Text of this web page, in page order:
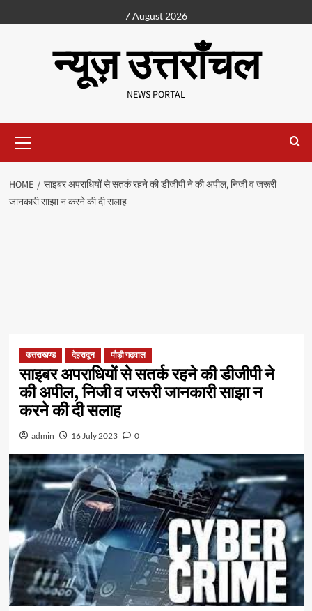
7 August 2026
न्यूज़ उत्तराँचल
NEWS PORTAL
HOME
साइबर अपराधियों से सतर्क रहने की डीजीपी ने की अपील, निजी व जरूरी
जानकारी साझा न करने की दी सलाह
उत्तराखण्ड देहरादून पौड़ी गढ़वाल
साइबर अपराधियों से सतर्क रहने की डीजीपी ने
की अपील, निजी व जरूरी जानकारी साझा न
करने की दी सलाह
admin 16 July 2023 0